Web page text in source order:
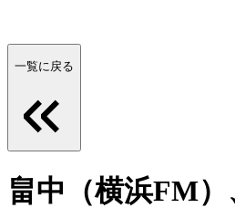
一覧に戻る
畠中（横浜FM